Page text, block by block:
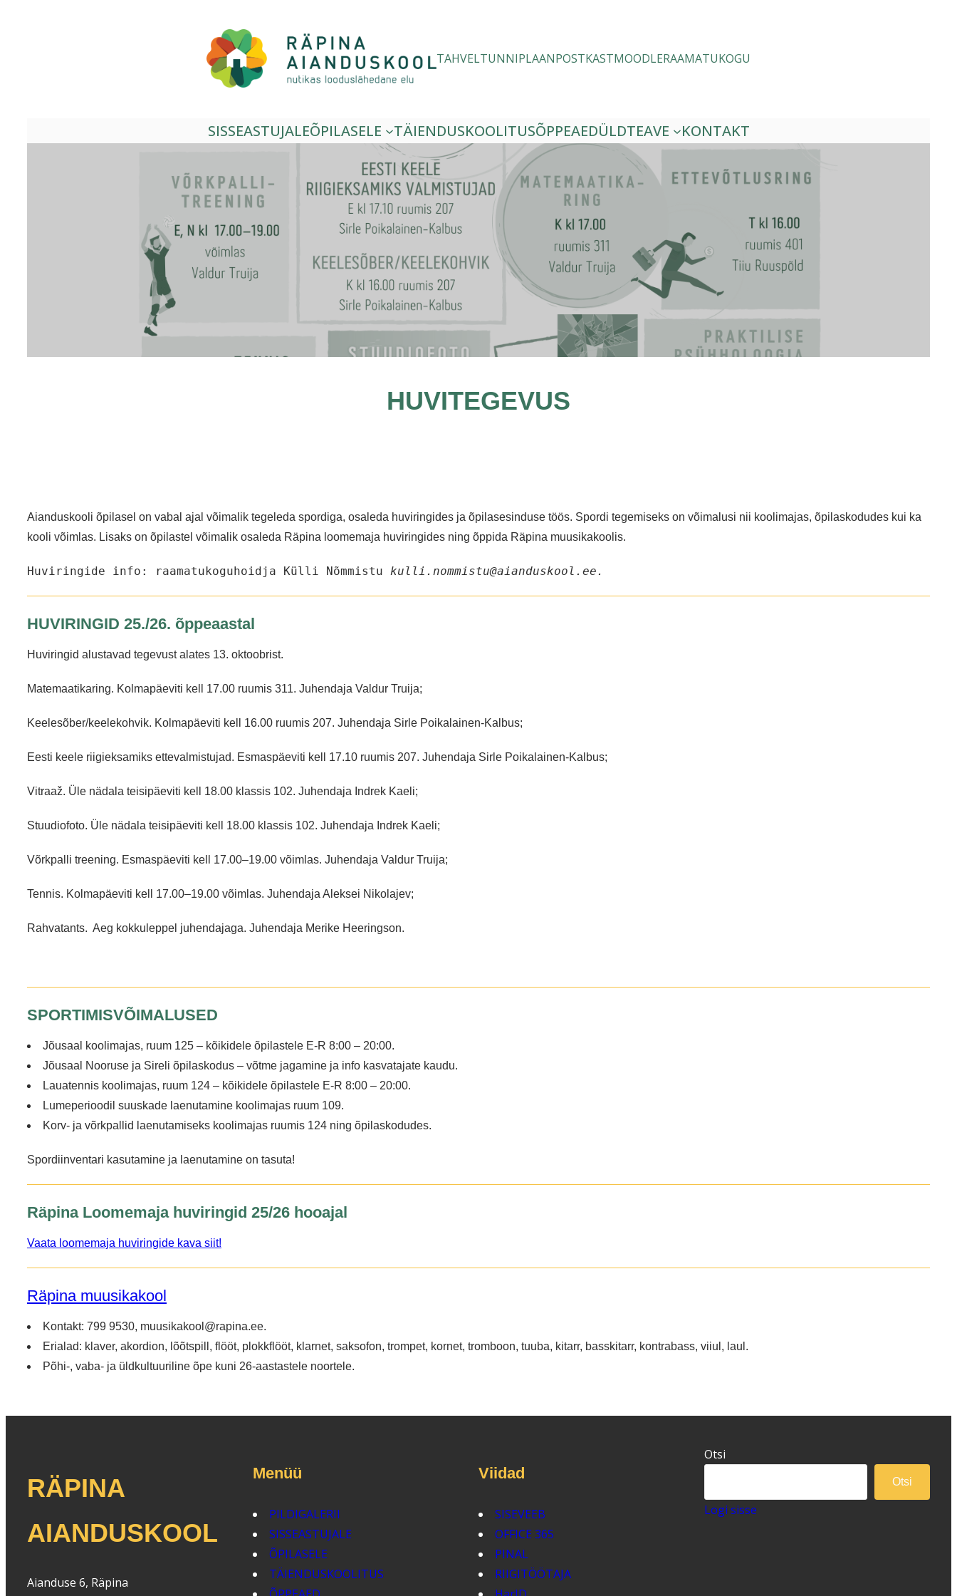
TAHVELTUNNIPLAANPOSTKASTMOODLERAAMATUKOGU
SISSEASTUJALEÕPILASELE TÄIENDUSKOOLITUSÕPPEAEDÜLDTEAVE KONTAKT
HUVITEGEVUS
Aianduskooli õpilasel on vabal ajal võimalik tegeleda spordiga, osaleda huviringides ja õpilasesinduse töös. Spordi tegemiseks on võimalusi nii koolimajas, õpilaskodudes kui ka
kooli võimlas. Lisaks on õpilastel võimalik osaleda Räpina loomemaja huviringides ning õppida Räpina muusikakoolis.
Huviringide info: raamatukoguhoidja Külli Nõmmistu kulli.nommistu@aianduskool.ee.
HUVIRINGID 25./26. õppeaastal
Huviringid alustavad tegevust alates 13. oktoobrist.
Matemaatikaring. Kolmapäeviti kell 17.00 ruumis 311. Juhendaja Valdur Truija;
Keelesõber/keelekohvik. Kolmapäeviti kell 16.00 ruumis 207. Juhendaja Sirle Poikalainen-Kalbus;
Eesti keele riigieksamiks ettevalmistujad. Esmaspäeviti kell 17.10 ruumis 207. Juhendaja Sirle Poikalainen-Kalbus;
Vitraaž. Üle nädala teisipäeviti kell 18.00 klassis 102. Juhendaja Indrek Kaeli;
Stuudiofoto. Üle nädala teisipäeviti kell 18.00 klassis 102. Juhendaja Indrek Kaeli;
Võrkpalli treening. Esmaspäeviti kell 17.00–19.00 võimlas. Juhendaja Valdur Truija;
Tennis. Kolmapäeviti kell 17.00–19.00 võimlas. Juhendaja Aleksei Nikolajev;
Rahvatants. Aeg kokkuleppel juhendajaga. Juhendaja Merike Heeringson.
SPORTIMISVÕIMALUSED
Jõusaal koolimajas, ruum 125 – kõikidele õpilastele E-R 8:00 – 20:00.
Jõusaal Nooruse ja Sireli õpilaskodus – võtme jagamine ja info kasvatajate kaudu.
Lauatennis koolimajas, ruum 124 – kõikidele õpilastele E-R 8:00 – 20:00.
Lumeperioodil suuskade laenutamine koolimajas ruum 109.
Korv- ja võrkpallid laenutamiseks koolimajas ruumis 124 ning õpilaskodudes.
Spordiinventari kasutamine ja laenutamine on tasuta!
Räpina Loomemaja huviringid 25/26 hooajal
Vaata loomemaja huviringide kava siit!
Räpina muusikakool
Kontakt: 799 9530, muusikakool@rapina.ee.
Erialad: klaver, akordion, lõõtspill, flööt, plokkflööt, klarnet, saksofon, trompet, kornet, tromboon, tuuba, kitarr, basskitarr, kontrabass, viiul, laul.
Põhi-, vaba- ja üldkultuuriline õpe kuni 26-aastastele noortele.
RÄPINA
AIANDUSKOOL
Aianduse 6, Räpina
Menüü
PILDIGALERII
SISSEASTUJALE
ÕPILASELE
TÄIENDUSKOOLITUS
Viidad
SISEVEEB
OFFICE 365
PINAL
RIIGITÖÖTAJA
Otsi
Otsi
Logi sisse